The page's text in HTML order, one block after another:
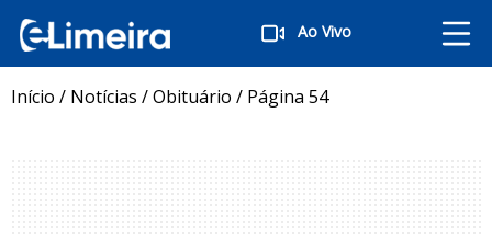
Ao Vivo
Início / Notícias /Obituário / Página 54